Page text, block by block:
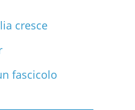
cresce
fascicolo